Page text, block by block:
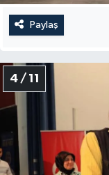
Paylaş
4 / 11